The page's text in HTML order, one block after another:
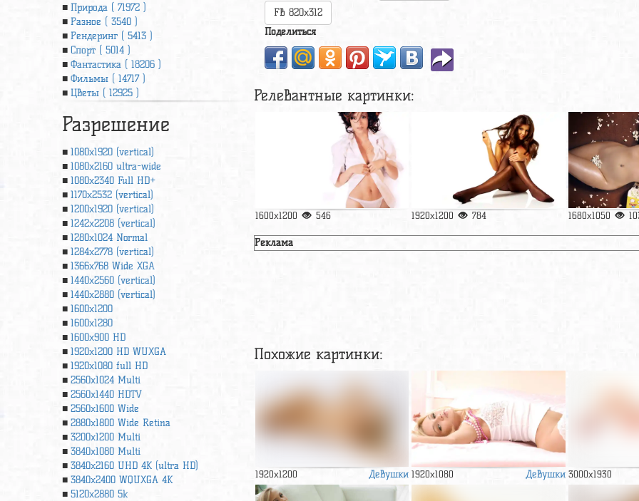
Природа ( 71972 )
Разное ( 3540 )
Рендеринг ( 5413 )
Спорт ( 5014 )
Фантастика ( 18206 )
Фильмы ( 14717 )
Цветы ( 12925 )
Разрешение
1080x1920 (vertical)
1080x2160 ultra-wide
1080x2340 Full HD+
1170x2532 (vertical)
1200x1920 (vertical)
1242x2208 (vertical)
1280x1024 Normal
1284x2778 (vertical)
1366х768 Wide XGA
1440x2560 (vertical)
1440x2880 (vertical)
1600x1200
1600x1280
1600x900 HD
1920x1200 HD WUXGA
1920х1080 full HD
2560x1024 Multi
2560x1440 HDTV
2560x1600 Wide
2880x1800 Wide Retina
3200x1200 Multi
3840x1080 Multi
3840x2160 UHD 4К (ultra HD)
3840x2400 WQUXGA 4K
5120x2880 5k
FB 820x312
Поделиться
Релевантные картинки:
1600x1200 546 1920x1200 784 1680x1050
Реклама
Похожие картинки:
1920x1200 Девушки 1920x1080 Девушки 3000x1930